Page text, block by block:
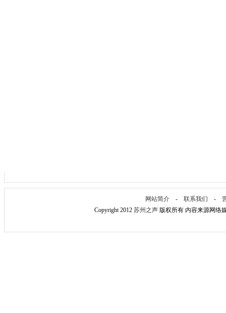
网站简介 - 联系我们 -
Copyright 2012 苏州之声版权所有 内容来源网络